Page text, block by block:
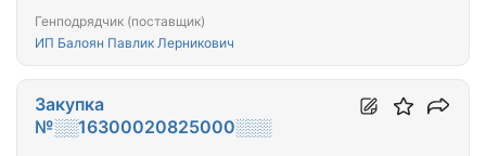
РС(Я)»
Генподрядчик (поставщик)
ИП Балоян Павлик Лерникович
Закупка
№░░16300020825000░░░